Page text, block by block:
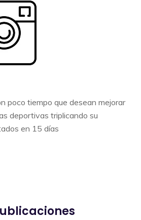
poco tiempo que desean mejorar
deportivas triplicando su
en 15 días